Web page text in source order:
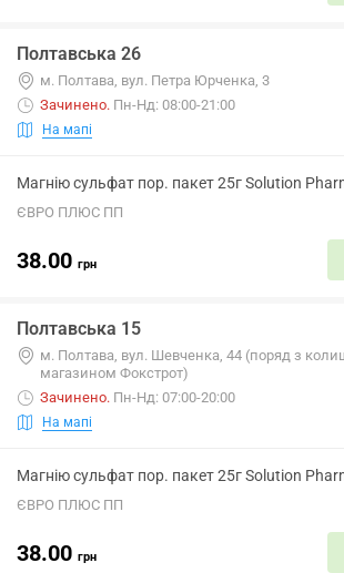
Полтавська 26
м. Полтава, вул. Петра Юрченка, 3
Зачинено. Пн-Нд: 08:00-21:00
На мапі
Магнію сульфат пор. пакет 25г Solution
ЄВРО ПЛЮС ПП
38.00 грн
Полтавська 15
м. Полтава, вул. Шевченка, 44 (поряд з
магазином Фокстрот)
Зачинено. Пн-Нд: 07:00-20:00
На мапі
Магнію сульфат пор. пакет 25г Solution
ЄВРО ПЛЮС ПП
38.00 грн